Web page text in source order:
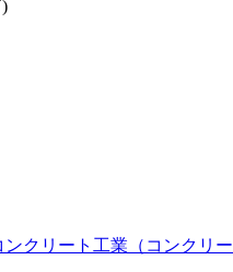
クリート工業（コンクリー